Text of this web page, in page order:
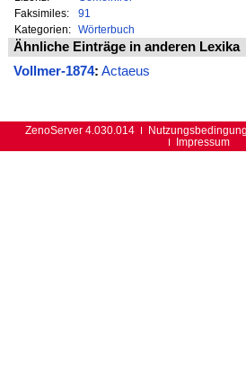
Faksimiles:
91
Kategorien:
Wörterbuch
Ähnliche Einträge in anderen Lexika
Vollmer-1874: Actaeus
ZenoServer 4.030.014
Impressum